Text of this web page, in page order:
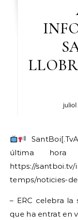
juliol
última hora
https://
temps/noticies-
– ERC celebra la
que ha entrat en